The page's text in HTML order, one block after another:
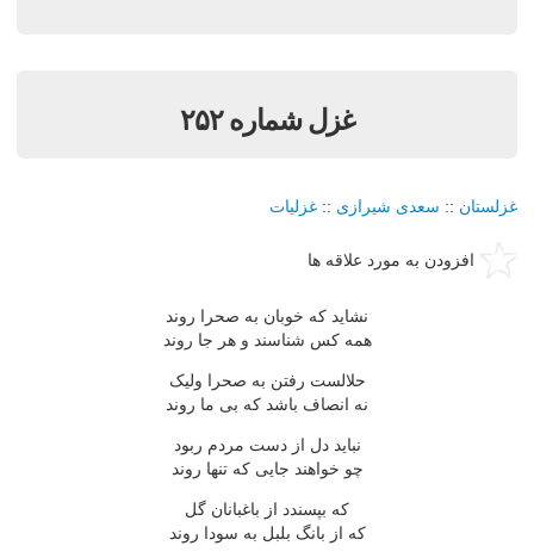
غزل شماره ۲۵۲
غزلستان :: سعدی شیرازی :: غزلیات
افزودن به مورد علاقه ها
نشاید که خوبان به صحرا روند
همه کس شناسند و هر جا روند
حلالست رفتن به صحرا ولیک
نه انصاف باشد که بی ما روند
نباید دل از دست مردم ربود
چو خواهند جایی که تنها روند
که بپسندد از باغبانان گل
که از بانگ بلبل به سودا روند